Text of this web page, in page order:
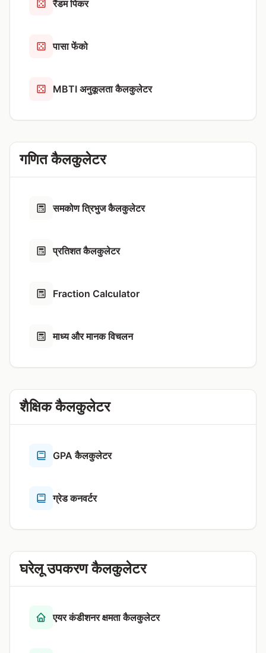
रैंडम पिकर
पासा फेंको
MBTI अनुकूलता कैलकुलेटर
गणित कैलकुलेटर
समकोण त्रिभुज कैलकुलेटर
प्रतिशत कैलकुलेटर
Fraction Calculator
माध्य और मानक विचलन
शैक्षिक कैलकुलेटर
GPA कैलकुलेटर
ग्रेड कनवर्टर
घरेलू उपकरण कैलकुलेटर
एयर कंडीशनर क्षमता कैलकुलेटर